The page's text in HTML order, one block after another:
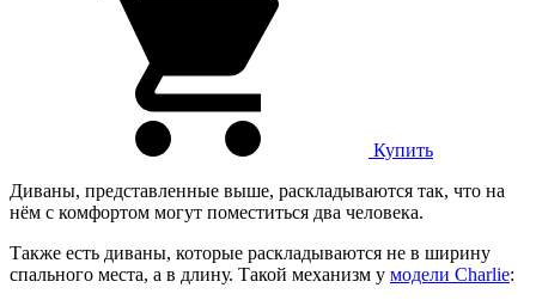
Купить
Диваны, представленные выше, раскладываются так, что на
нём с комфортом могут поместиться два человека.
Также есть диваны, которые раскладываются не в ширину
спального места, а в длину. Такой механизм у модели Charlie: